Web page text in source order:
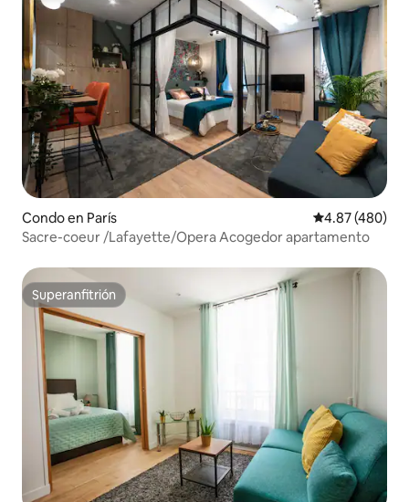
Condo en París Calificación
4.87 (480)
Sacre-coeur /Lafayette/Opera Acogedor apartamento
Superanfitrión
Superanfitrión